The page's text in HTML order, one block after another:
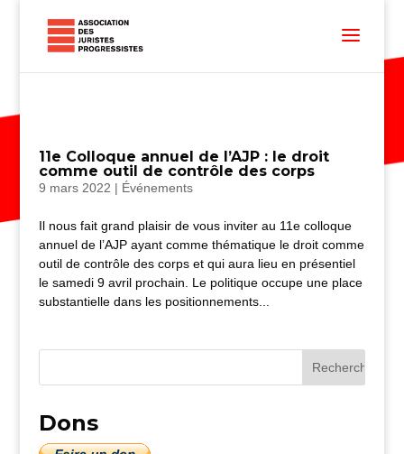
11e Colloque annuel de l’AJP : le droit
comme outil de contrôle des corps
9 mars 2022 | Événements
Il nous fait grand plaisir de vous inviter au 11e colloque
annuel de l’AJP ayant comme thématique le droit comme
outil de contrôle des corps et qui aura lieu en présentiel
le samedi 9 avril prochain. Le politique occupe une place
substantielle dans les positionnements...
Dons